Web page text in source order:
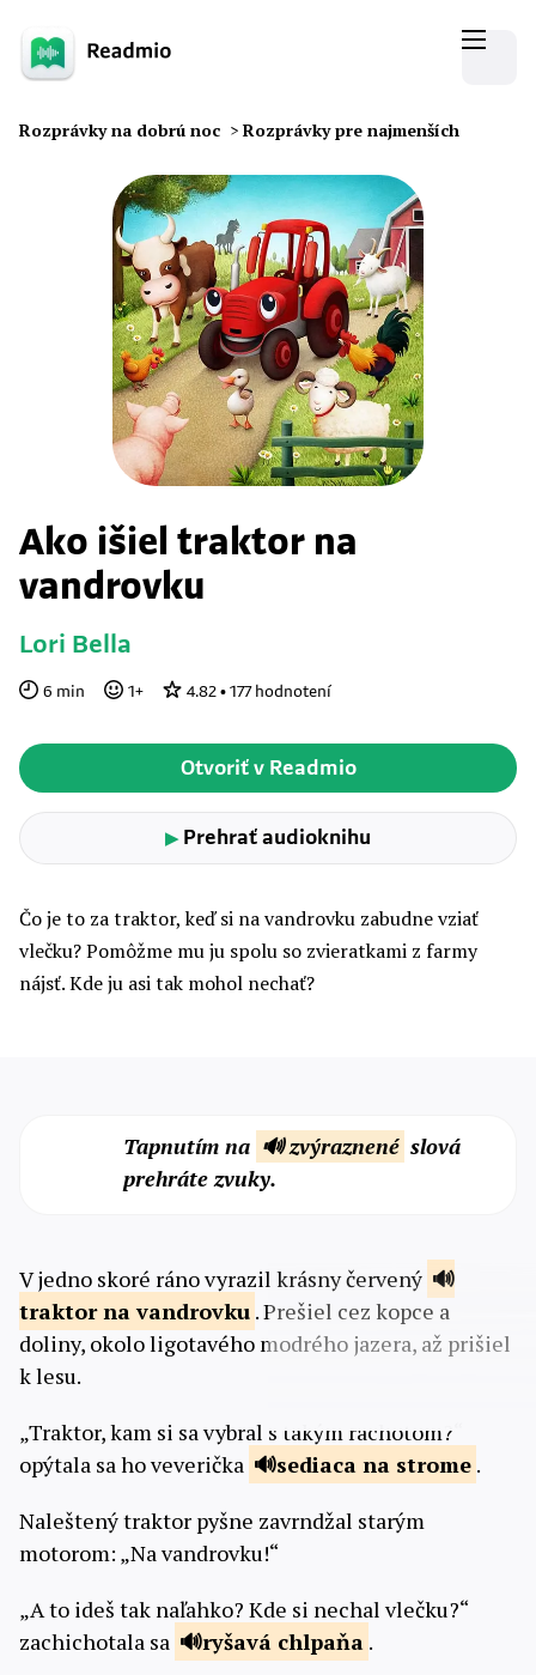
Rozprávky na dobrú noc > Rozprávky pre najmenších
Ako išiel traktor na
vandrovku
Lori Bella
6 min 1+ 4.82 • 177hodnotení
Otvoriť v Readmio
▶Prehrať audioknihu
Čo je to za traktor, keď si na vandrovku zabudne vziať
vlečku? Pomôžme mu ju spolu so zvieratkami z farmy
nájsť. Kde ju asi tak mohol nechať?
Tapnutím na 🔊 zvýraznené slová
prehráte zvuky.
V jedno skoré ráno vyrazil krásny červený
traktorna vandrovku . Prešiel cez kopce a
doliny, okolo ligotavého modrého jazera, až prišiel
k lesu.
„Traktor, kam si sa vybral s takým rachotom?“
opýtala sa ho veverička
sediaca na strome .
Naleštený traktor pyšne zavrndžal starým
motorom: „Na vandrovku!“
„A to ideš tak naľahko? Kde si nechal vlečku?“
zachichotala sa
ryšavá chlpaňa .